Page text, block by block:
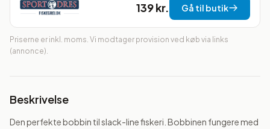
139 kr. Gå til butik
Priserne er inkl. moms. Vi modtager provision ved køb via links
(annonce).
Beskrivelse
Den perfekte bobbin til slack-line fiskeri. Bobbinen fungere med